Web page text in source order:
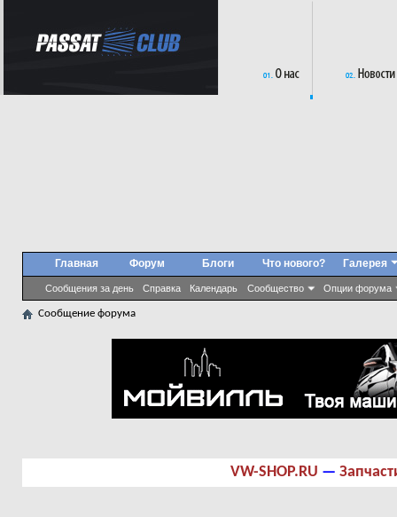
Главная Форум
Сообщения за день Справка Календарь Сообщество Опции форума
Блоги Что нового? Галерея
Сообщение форума
VW-SHOP.RU —